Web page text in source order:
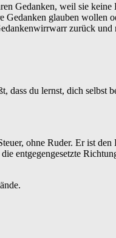
Gedanken, weil sie
Gedanken glauben wollen
zurück
dass du lernst, dich selbst
ohne Ruder. Er ist den
entgegengesetzte